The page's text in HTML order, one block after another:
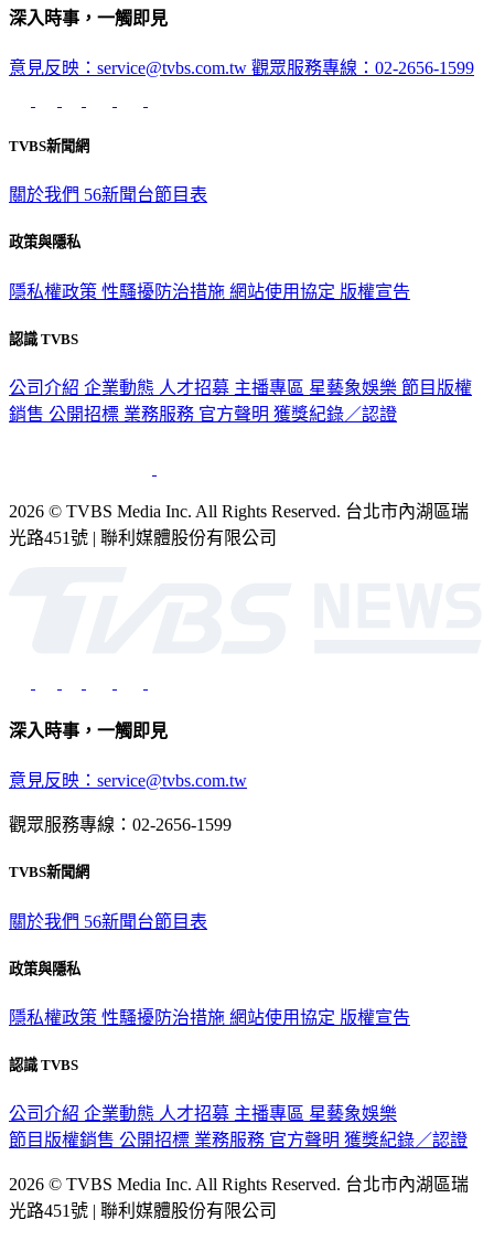
深入時事，一觸即見
意見反映：service@tvbs.com.tw 觀眾服務專線：02-2656-1599
TVBS新聞網
關於我們 56新聞台節目表
政策與隱私
隱私權政策 性騷擾防治措施 網站使用協定 版權宣告
認識 TVBS
公司介紹 企業動態 人才招募 主播專區 星藝象娛樂 節目版權
銷售 公開招標 業務服務 官方聲明 獲獎紀錄／認證
2026 © TVBS Media Inc. All Rights Reserved. 台北市內湖區瑞
光路451號 | 聯利媒體股份有限公司
深入時事，一觸即見
意見反映：service@tvbs.com.tw
觀眾服務專線：02-2656-1599
TVBS新聞網
關於我們 56新聞台節目表
政策與隱私
隱私權政策 性騷擾防治措施 網站使用協定 版權宣告
認識 TVBS
公司介紹 企業動態 人才招募 主播專區 星藝象娛樂
節目版權銷售 公開招標 業務服務 官方聲明 獲獎紀錄／認證
2026 © TVBS Media Inc. All Rights Reserved. 台北市內湖區瑞
光路451號 | 聯利媒體股份有限公司